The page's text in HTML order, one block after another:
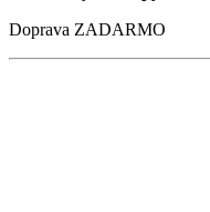
Doprava ZADARMO